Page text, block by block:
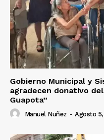
Gobierno Municipal y
agradecen donativo
Guapota”
Manuel Nuñez - Agosto